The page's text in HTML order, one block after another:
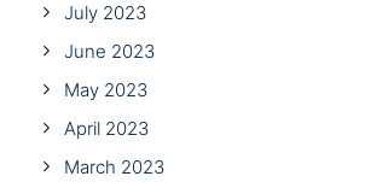
July 2023
June 2023
May 2023
April 2023
March 2023